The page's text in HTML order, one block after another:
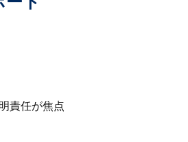
責任が焦点